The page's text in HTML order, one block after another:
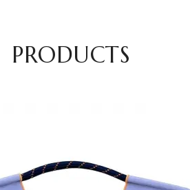
PRODUCTS